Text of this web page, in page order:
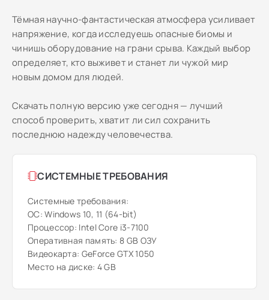
Тёмная научно-фантастическая атмосфера усиливает
напряжение, когда исследуешь опасные биомы и
чинишь оборудование на грани срыва. Каждый выбор
определяет, кто выживет и станет ли чужой мир
новым домом для людей.
Скачать полную версию уже сегодня — лучший
способ проверить, хватит ли сил сохранить
последнюю надежду человечества.
СИСТЕМНЫЕ ТРЕБОВАНИЯ
Системные требования:
ОС: Windows 10, 11 (64-bit)
Процессор: Intel Core i3-7100
Оперативная память: 8 GB ОЗУ
Видеокарта: GeForce GTX 1050
Место на диске: 4 GB